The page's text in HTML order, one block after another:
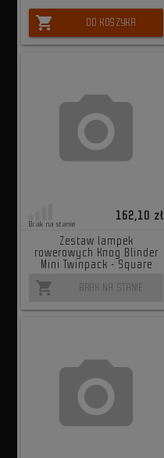
shopping_cart DO KOSZYKA
Brak na stanie
162,10 zł
Zestaw lampek
rowerowych Knog Blinder
Mini Twinpack - Square
shopping_cart BRAK NA STANIE